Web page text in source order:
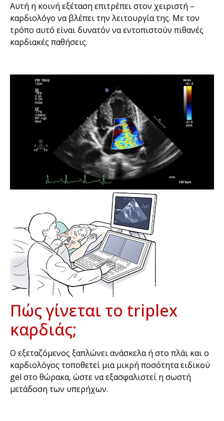
Αυτή η κοινή εξέταση επιτρέπει στον χειριστή –
καρδιολόγο να βλέπει την λειτουργία της. Με τον
τρόπο αυτό είναι δυνατόν να εντοπιστούν πιθανές
καρδιακές παθήσεις.
Πώς γίνεται το triplex
καρδιάς;
Ο εξεταζόμενος ξαπλώνει ανάσκελα ή στο πλάι και ο
καρδιολόγος τοποθετεί μια μικρή ποσότητα ειδικού
gel στο θώρακα, ώστε να εξασφαλιστεί η σωστή
μετάδοση των υπερήχων.